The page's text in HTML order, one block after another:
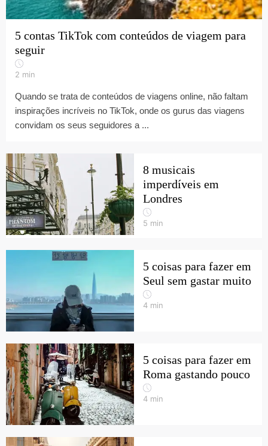
5 contas TikTok com conteúdos de viagem para
seguir
2 min
Quando se trata de conteúdos de viagens online, não faltam
inspirações incríveis no TikTok, onde os gurus das viagens
convidam os seus seguidores a ...
8 musicais
imperdíveis em
Londres
5 min
5 coisas para fazer em
Seul sem gastar muito
4 min
5 coisas para fazer em
Roma gastando pouco
4 min